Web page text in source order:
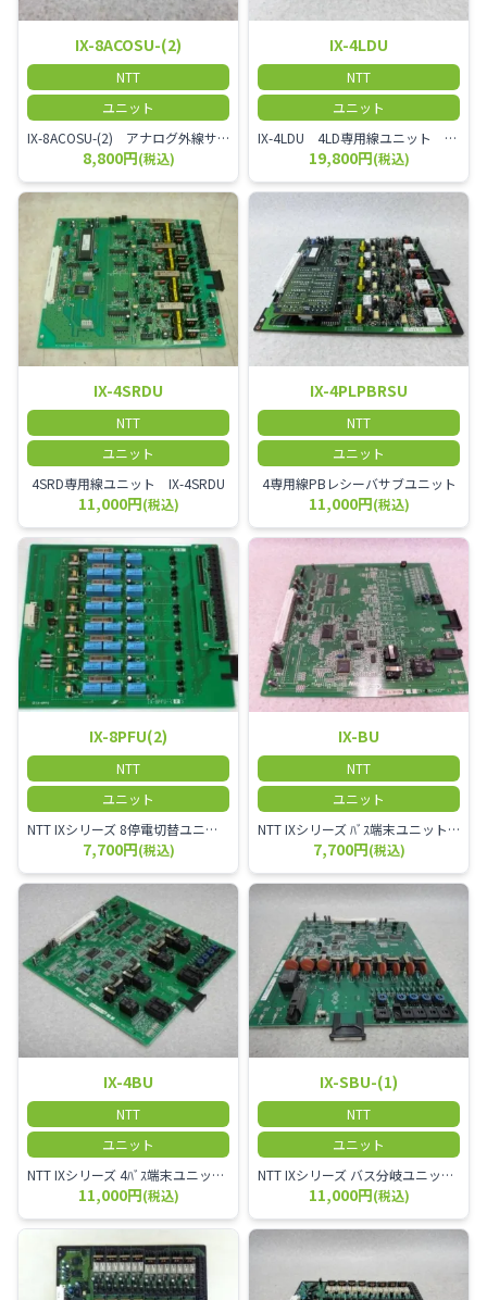
IX-8ACOSU-(2)
NTT
ユニット
IX-8ACOSU-(2) アナログ外線サブユニット ナンバーディスプレイユニット 単体では使用できます。
8,800円(税込)
IX-4LDU
NTT
ユニット
IX-4LDU 4LD専用線ユニット LD専用線または長距離内線を4本収容可能なユニット ※市内専用線とは、同じ「単位料金区域（MA：Message Area）」と呼ばれる同一市内の拠点間（または近距離間）を1対1で結ぶ、通信事業者から独占的に提供される通信回線のことです。
19,800円(税込)
IX-4SRDU
NTT
ユニット
4SRD専用線ユニット IX-4SRDU
11,000円(税込)
IX-4PLPBRSU
NTT
ユニット
4専用線PBレシーバサブユニット
11,000円(税込)
IX-8PFU(2)
NTT
ユニット
NTT IXシリーズ 8停電切替ユニット
7,700円(税込)
IX-BU
NTT
ユニット
NTT IXシリーズ ﾊﾞｽ端末ユニット IX-BU
7,700円(税込)
IX-4BU
NTT
ユニット
NTT IXシリーズ 4ﾊﾞｽ端末ユニット IX-4BU
11,000円(税込)
IX-SBU-(1)
NTT
ユニット
NTT IXシリーズ バス分岐ユニット IX-SBU-(1)
11,000円(税込)